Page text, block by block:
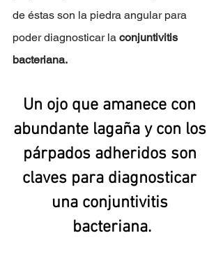
de éstas son la piedra angular para
poder diagnosticar la conjuntivitis
bacteriana.
Un ojo que amanece con
abundante lagaña y con los
párpados adheridos son
claves para diagnosticar
una conjuntivitis
bacteriana.